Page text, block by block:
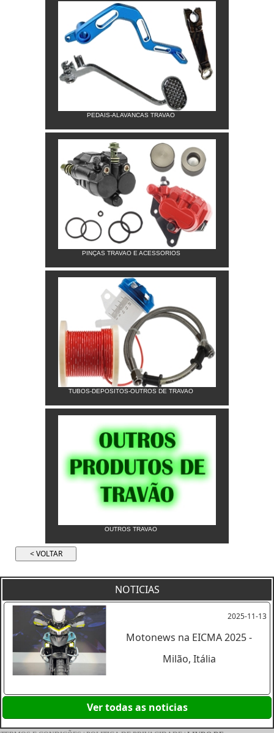
PEDAIS-ALAVANCAS TRAVAO
PINÇAS TRAVAO E ACESSORIOS
TUBOS-DEPOSITOS-OUTROS DE TRAVAO
OUTROS TRAVAO
NOTICIAS
2025-11-13
Motonews na EICMA 2025 -
Milão, Itália
Ver todas as noticias